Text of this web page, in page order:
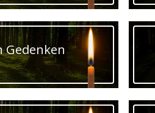
Gedenken